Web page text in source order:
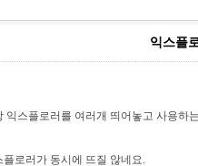
익스플
익스플로러를 여러개 띄어놓고 사용하
로러가 동시에 뜨질 않네요.